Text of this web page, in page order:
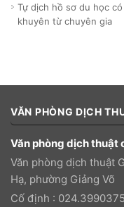
Tự dịch hồ sơ du học
khuyên từ chuyên gia
VĂN PHÒNG DỊCH
Văn phòng dịch thuật
Văn phòng dịch thuật
Hạ, phường Giảng Võ
Cố định :